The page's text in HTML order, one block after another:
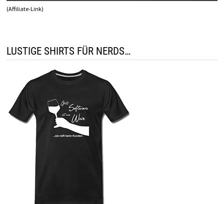
(Affiliate-Link)
LUSTIGE SHIRTS FÜR NERDS…